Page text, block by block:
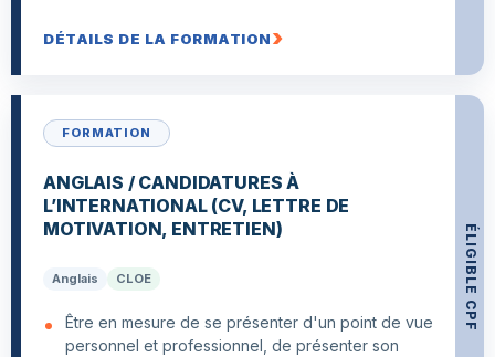
DÉTAILS DE LA FORMATION
FORMATION
ANGLAIS / CANDIDATURES À
L’INTERNATIONAL (CV, LETTRE DE
MOTIVATION, ENTRETIEN)
Anglais CLOE
Être en mesure de se présenter d'un point de vue
personnel et professionnel, de présenter son
ÉLIGIBLE CPF